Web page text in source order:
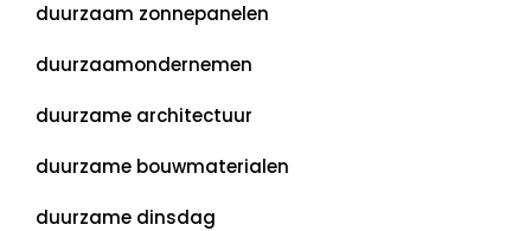
duurzaam zonnepanelen
duurzaamondernemen
duurzame architectuur
duurzame bouwmaterialen
duurzame dinsdag